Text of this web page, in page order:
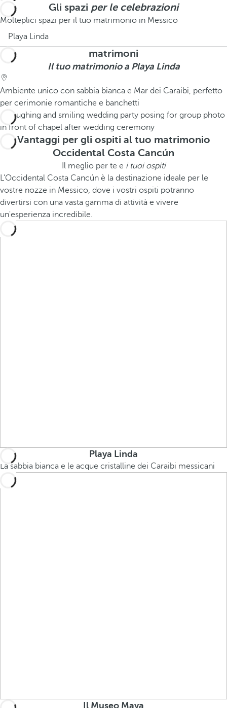
Gli spazi per le celebrazioni
Molteplici spazi per il tuo matrimonio in Messico
Playa Linda
matrimoni
Il tuo matrimonio a Playa Linda
Ambiente unico con sabbia bianca e Mar dei Caraibi, perfetto
per cerimonie romantiche e banchetti
Vantaggi per gli ospiti al tuo matrimonio
Occidental Costa Cancún
Il meglio per te e i tuoi ospiti
L'Occidental Costa Cancún è la destinazione ideale per le
vostre nozze in Messico, dove i vostri ospiti potranno
divertirsi con una vasta gamma di attività e vivere
un'esperienza incredibile.
Playa Linda
La sabbia bianca e le acque cristalline dei Caraibi messicani
Il Museo Maya